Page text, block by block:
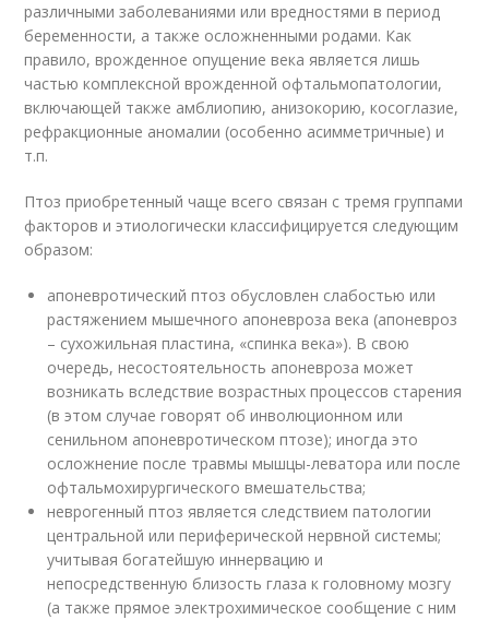
различными заболеваниями или вредностями в период
беременности, а также осложненными родами. Как
правило, врожденное опущение века является лишь
частью комплексной врожденной офтальмопатологии,
включающей также амблиопию, анизокорию, косоглазие,
рефракционные аномалии (особенно асимметричные) и
т.п.
Птоз приобретенный чаще всего связан с тремя группами
факторов и этиологически классифицируется следующим
образом:
апоневротический птоз обусловлен слабостью или
растяжением мышечного апоневроза века (апоневроз
– сухожильная пластина, «спинка века»). В свою
очередь, несостоятельность апоневроза может
возникать вследствие возрастных процессов старения
(в этом случае говорят об инволюционном или
сенильном апоневротическом птозе); иногда это
осложнение после травмы мышцы-леватора или после
офтальмохирургического вмешательства;
неврогенный птоз является следствием патологии
центральной или периферической нервной системы;
учитывая богатейшую иннервацию и
непосредственную близость глаза к головному мозгу
(а также прямое электрохимическое сообщение с ним